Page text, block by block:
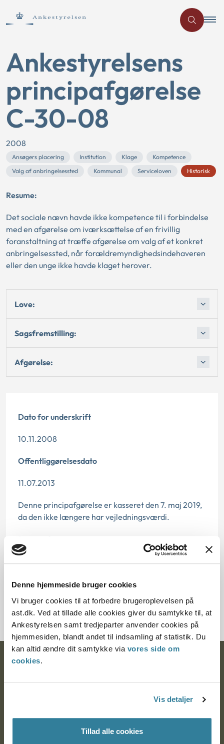
Denne hjemmeside bruger cookies
Vi bruger cookies til at forbedre brugeroplevelsen på
ast.dk. Ved at tillade alle cookies giver du samtykke til, at
Ankestyrelsen samt tredjeparter anvender cookies på
hjemmesiden, blandt andet til indsamling af statistik. Du
kan altid ændre dit samtykke via vores side om
cookies.
Vis detaljer
Tillad alle cookies
Ankestyrelsens
principafgørelse
C-30-08
2008
Ansøgers placering Institution Klage
Kompetence
Valg af anbringelsessted
Kommunal Serviceloven Historisk
Resume:
Det sociale nævn havde ikke kompetence til i forbindelse
med en afgørelse om iværksættelse af en frivillig
foranstaltning at træffe afgørelse om valg af et konkret
anbringelsessted, når forældremyndighedsindehaveren
eller den unge ikke havde klaget herover.
Love:
Sagsfremstilling:
Afgørelse:
Dato for underskrift
10.11.2008
Offentliggørelsesdato
11.07.2013
Denne principafgørelse er kasseret den 7. maj 2019,
da den ikke længere har vejledningsværdi.
Paragraf
§ 140 § 52 § 50 § 69 § 167
Journalnummer
3500059-08
Ankestyrelsen
Postadresse:
9000 Aalborg